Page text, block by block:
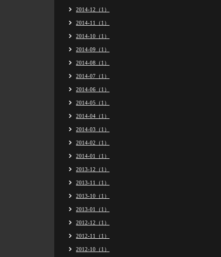
2014-12（1）
2014-11（1）
2014-10（1）
2014-09（1）
2014-08（1）
2014-07（1）
2014-06（1）
2014-05（1）
2014-04（1）
2014-03（1）
2014-02（1）
2014-01（1）
2013-12（1）
2013-11（1）
2013-10（1）
2013-01（1）
2012-12（1）
2012-11（1）
2012-10（1）